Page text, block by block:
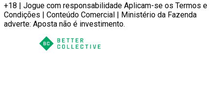
+18 | Jogue com responsabilidade Aplicam-se os Termos e
Condições | Conteúdo Comercial | Ministério da Fazenda
adverte: Aposta não é investimento.